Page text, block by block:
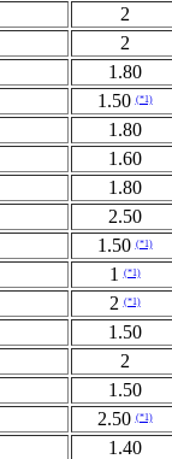
2
2
1.80
1.50(*1)
1.80
1.60
1.80
2.50
1.50(*1)
1(*1)
2(*1)
1.50
2
1.50
2.50(*1)
1.40